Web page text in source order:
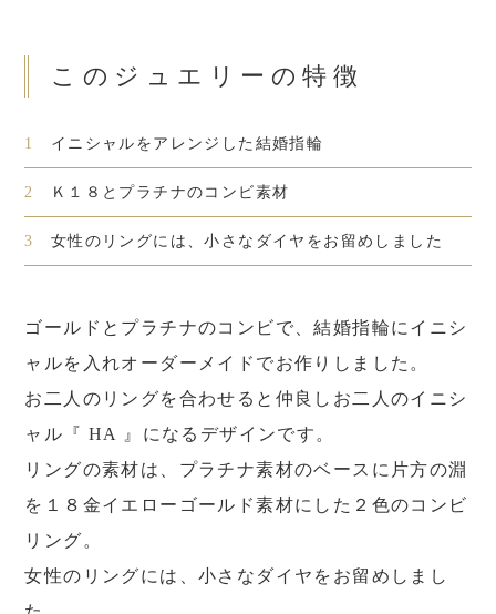
このジュエリーの特徴
1 イニシャルをアレンジした結婚指輪
2 Ｋ１８とプラチナのコンビ素材
3 女性のリングには、小さなダイヤをお留めしました
ゴールドとプラチナのコンビで、結婚指輪にイニシ
ャルを入れオーダーメイドでお作りしました。
お二人のリングを合わせると仲良しお二人のイニシ
ャル『 HA 』になるデザインです。
リングの素材は、プラチナ素材のベースに片方の淵
を１８金イエローゴールド素材にした２色のコンビ
リング。
女性のリングには、小さなダイヤをお留めしまし